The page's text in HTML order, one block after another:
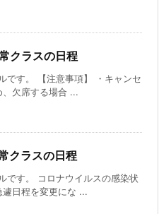
クラスの日程
です。 【注意事項】 ・キャンセ
、欠席する場合 ...
クラスの日程
です。 コロナウイルスの感染状
日程を変更にな ...